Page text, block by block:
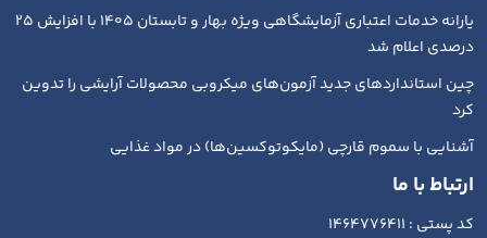
یارانه خدمات اعتباری آزمایشگاهی ویژه بهار و تابستان ۱۴۰۵ با افزایش ۲۵
درصدی اعلام شد
چین استانداردهای جدید آزمون‌های میکروبی محصولات آرایشی را تدوین
کرد
آشنایی با سموم قارچی (مایکوتوکسین‌ها) در مواد غذایی
ارتباط با ما
کد پستی : 1464776411